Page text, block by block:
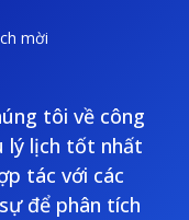
mời
tôi về công
lý lịch tốt nhất
tác với các
để phân tích